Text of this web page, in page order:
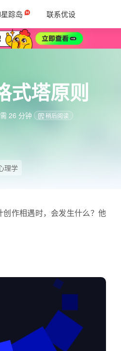
踪岛 联系优设
式塔原则
26 分钟 稍后阅读
理学
作相遇时，会发生什么？他